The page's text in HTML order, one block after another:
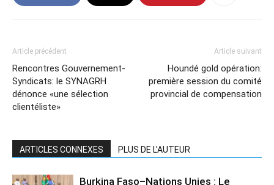
Article précédent
Rencontres Gouvernement-
Syndicats: le SYNAGRH
dénonce «une sélection
clientéliste»
Article suivant
Houndé gold opération:
première session du comité
provincial de compensation
ARTICLES CONNEXES PLUS DE L'AUTEUR
Burkina Faso–Nations Unies : Le